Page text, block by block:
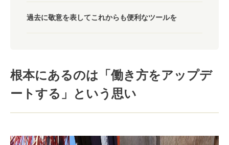
過去に敬意を表してこれからも便利なツールを
根本にあるのは「働き方をアップデ
ートする」という思い